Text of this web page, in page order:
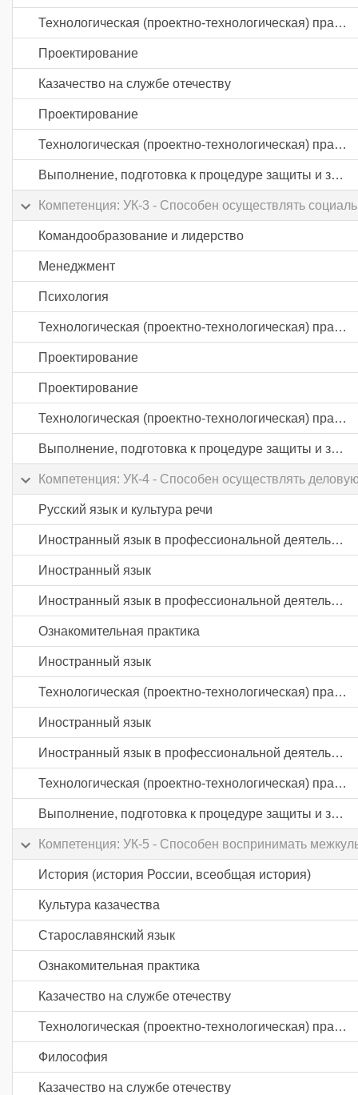
Технологическая (проектно-технологическая) практика
Проектирование
Казачество на службе отечеству
Проектирование
Технологическая (проектно-технологическая) практика
Выполнение, подготовка к процедуре защиты и защита выпускной квалификационной работы
Компетенция: УК-3 - Способен осуществлять
Командообразование и лидерство
Менеджмент
Психология
Технологическая (проектно-технологическая) практика
Проектирование
Проектирование
Технологическая (проектно-технологическая) практика
Выполнение, подготовка к процедуре защиты и защита выпускной квалификационной работы
Компетенция: УК-4 - Способен осуществлять
Русский язык и культура речи
Иностранный язык в профессиональной деятельности
Иностранный язык
Иностранный язык в профессиональной деятельности
Ознакомительная практика
Иностранный язык
Технологическая (проектно-технологическая) практика
Иностранный язык
Иностранный язык в профессиональной деятельности
Технологическая (проектно-технологическая) практика
Выполнение, подготовка к процедуре защиты и защита выпускной квалификационной работы
Компетенция: УК-5 - Способен воспринимать
История (история России, всеобщая история)
Культура казачества
Старославянский язык
Ознакомительная практика
Казачество на службе отечеству
Технологическая (проектно-технологическая) практика
Философия
Казачество на службе отечеству